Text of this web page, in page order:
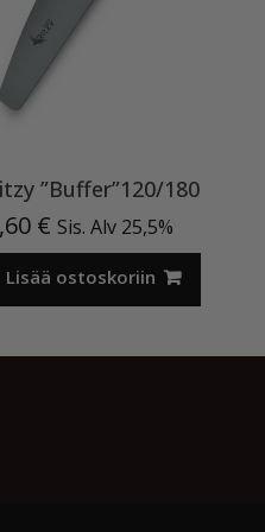
”Buffer”120/180
€ Sis. Alv 25,5%
Lisää ostoskoriin